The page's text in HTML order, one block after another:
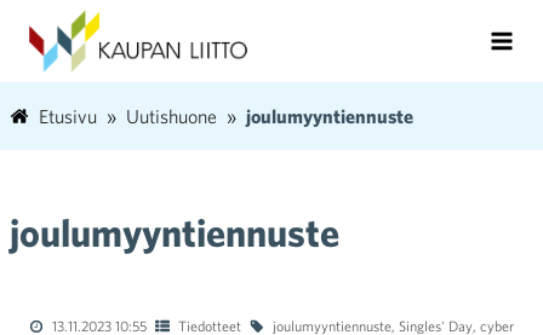
Etusivu Uutishuone joulumyyntiennuste
joulumyyntiennuste
13.11.2023 10:55 Tiedotteet joulumyyntiennuste, Singles' Day, cyber